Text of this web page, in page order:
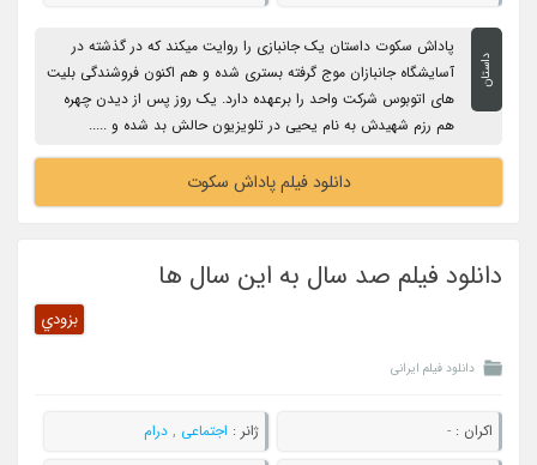
داستان
پاداش سکوت داستان یک جانبازی را روایت میکند که در گذشته در
آسایشگاه جانبازان موج گرفته بستری شده و هم اکنون فروشندگی بلیت
های اتوبوس شرکت واحد را برعهده دارد. یک روز پس از دیدن چهره
هم رزم شهیدش به نام یحیی در تلویزیون حالش بد شده و .....
دانلود فیلم پاداش سکوت
دانلود فیلم صد سال به این سال ها
بزودي
دانلود فیلم ایرانی
اکران :- ژانر : اجتماعی , درام